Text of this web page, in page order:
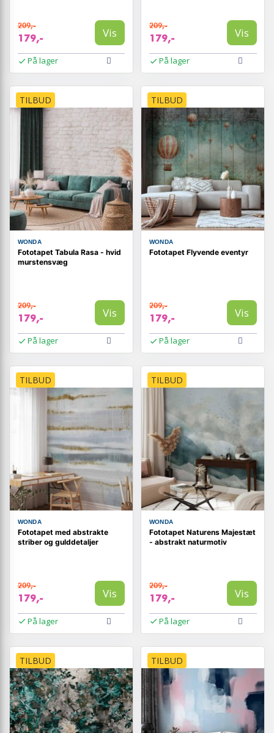
209,-
179,- Vis
På lager
209,-
179,- Vis
På lager
TILBUD
WONDA
Fototapet Tabula Rasa - hvid
murstensvæg
209,-
179,- Vis
På lager
TILBUD
WONDA
Fototapet Flyvende eventyr
209,-
179,- Vis
På lager
TILBUD
WONDA
Fototapet med abstrakte
striber og gulddetaljer
209,-
179,- Vis
På lager
TILBUD
WONDA
Fototapet Naturens Majestæt
- abstrakt naturmotiv
209,-
179,- Vis
På lager
TILBUD TILBUD